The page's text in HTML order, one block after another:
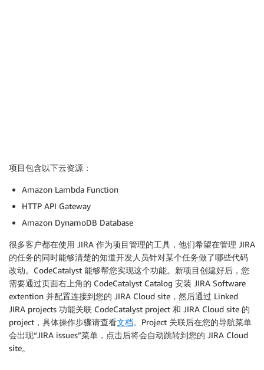
项目包含以下云资源：
Amazon Lambda Function
HTTP API Gateway
Amazon DynamoDB Database
很多客户都在使用 JIRA 作为项目管理的工具，他们希望在管理 JIRA
的任务的同时能够清楚的知道开发人员针对某个任务做了哪些代码
改动。CodeCatalyst 能够帮您实现这个功能。新项目创建好后，您
需要通过页面右上角的 CodeCatalyst Catalog 安装 JIRA Software
extention 并配置连接到您的 JIRA Cloud site，然后通过 Linked
JIRA projects 功能关联 CodeCatalyst project 和 JIRA Cloud site 的
project，具体操作步骤请查看文档。Project 关联后在您的导航菜单
会出现“JIRA issues”菜单，点击后将会自动跳转到您的 JIRA Cloud
site。